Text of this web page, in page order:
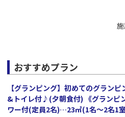
おすすめプラン
【グランピング】初めてのグラン
&トイレ付♪(夕朝食付) 《グランピ
ワー付(定員2名)…23㎡(1名～2名1